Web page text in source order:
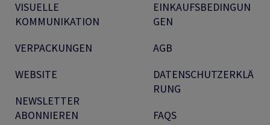
VISUELLE
KOMMUNIKATION
VERPACKUNGEN
WEBSITE
NEWSLETTER
ABONNIEREN
EINKAUFSBEDINGUN
GEN
AGB
DATENSCHUTZERKLÄ
RUNG
FAQS